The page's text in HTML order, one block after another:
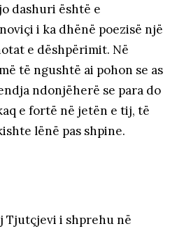
dashuri është e
i ka dhënë poezisë një
e dëshpërimit. Në
të ngushtë ai pohon se as
ndonjëherë se para do
e fortë në jetën e tij, të
lënë pas shpine.
Tjutçjevi i shprehu në